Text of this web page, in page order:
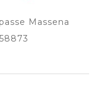
Massena